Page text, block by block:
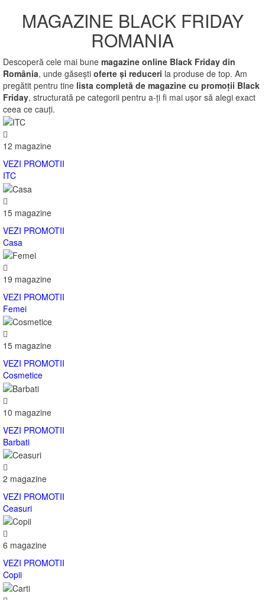
MAGAZINE BLACK FRIDAY
ROMANIA
Descoperă cele mai bune magazine online Black Friday din
România, unde găsești oferte și reduceri la produse de top. Am
pregătit pentru tine lista completă de magazine cu promoții Black
Friday, structurată pe categorii pentru a-ți fi mai ușor să alegi exact
ceea ce cauți.
12 magazine
VEZI PROMOTII
ITC
15 magazine
VEZI PROMOTII
Casa
19 magazine
VEZI PROMOTII
Femei
15 magazine
VEZI PROMOTII
Cosmetice
10 magazine
VEZI PROMOTII
Barbati
2 magazine
VEZI PROMOTII
Ceasuri
6 magazine
VEZI PROMOTII
Copii